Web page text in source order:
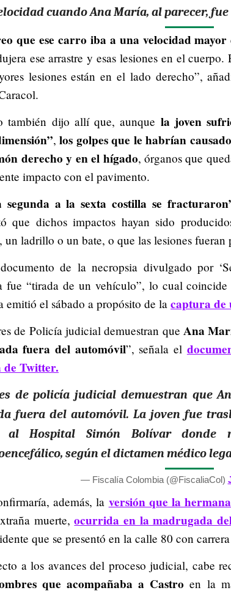
cuando Ana María, al parecer,
que ese carro iba a una velocidad
ese arrastre y esas lesiones en el
lesiones están en el lado derecho”,
también dijo allí que, aunque la joven
, los golpes que le habrían
derecho y en el hígado, órganos que
impacto con el pavimento.
segunda a la sexta costilla se
que dichos impactos hayan sido
un ladrillo o un bate, o que las lesiones
de la necropsia divulgado por
fue “tirada de un vehículo”, lo cual
emitió el sábado a propósito de la captura de
de Policía judicial demuestran que Ana
fuera del automóvil”, señala el
de Twitter.
de policía judicial demuestran que
fuera del automóvil. La joven fue
al Hospital Simón Bolívar
según el dictamen médico
— Fiscalía Colombia (@FiscaliaCol)
además, la versión que la
muerte,ocurrida en la madrugada
que se presentó en la calle 80 con
a los avances del proceso judicial, cabe
que acompañaba a Castro en la